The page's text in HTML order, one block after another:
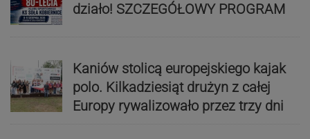
działo! SZCZEGÓŁOWY PROGRAM
Kaniów stolicą europejskiego kajak
polo. Kilkadziesiąt drużyn z całej
Europy rywalizowało przez trzy dni